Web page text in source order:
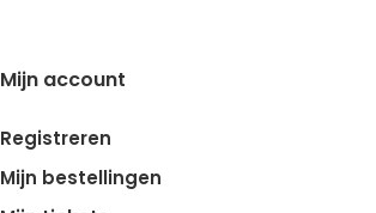
Mijn account
Registreren
Mijn bestellingen